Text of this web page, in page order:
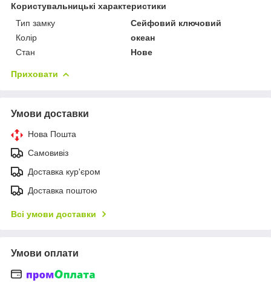
Користувальницькі характеристики
Тип замку
Сейфовий ключовий
Колір
океан
Стан
Нове
Приховати
Умови доставки
Нова Пошта
Самовивіз
Доставка кур'єром
Доставка поштою
Всі умови доставки
Умови оплати